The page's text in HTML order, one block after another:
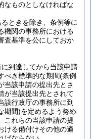
なものとしなければな
ときを除き、条例等に
機関の事務所における
査基準を公にしておか
到達してから当該申請
べき標準的な期間(条例
当該申請の提出先とさ
が当該提出先とされて
該行政庁の事務所に到
期間)を定めるよう努め
これらの当該申請の提
ける備付けその他の適